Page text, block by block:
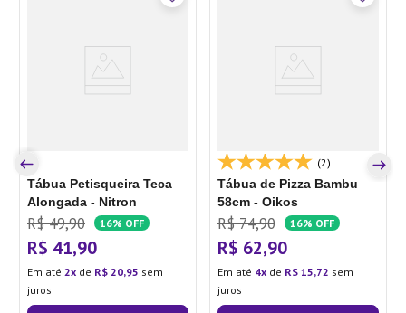
Tábua Petisqueira Teca
Alongada - Nitron
R$ 49,90 16% OFF
R$ 41,90
Em até 2 de R$ 20,95 sem
juros
(2)
Tábua de Pizza Bambu
58cm - Oikos
R$ 74,90 16% OFF
R$ 62,90
Em até 4 de R$ 15,72 sem
juros